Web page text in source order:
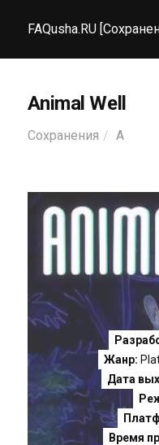
FAQusha.RU
Animal Well
Сохранения A
Жанр:
Дата
Время